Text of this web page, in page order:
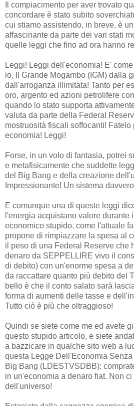
Il compiacimento per aver trovato
concordare è stato subito
cui stiamo assistendo, in breve, è
affascinante da parte dei vari stati
quelle leggi che fino ad ora hanno
Leggi! Leggi dell'economia! E'
io, Il Grande Mogambo (IGM) dalla
dall'arroganza illimitata! Tanto per
oro, argento ed azioni petrolifere
quando lo stato supporta
valuta da parte della Federal
mostruosità fiscali soffocanti!
economia! Leggi!
Forse, in un volo di fantasia, potrei
e metafisicamente che suddette
del Big Bang e della creazione
Impressionante! Un sistema
E comunque una di queste leggi
l'energia acquistano valore durante
economico stupido, come l'attuale
propone di rimpiazzare la spesa al
il peso di una Federal Reserve che
denaro da SEPPELLIRE vivo il
di debito) con un'enorme spesa a
da raccattare quanto più debito del
bello è che il conto salato sarà
forma di aumenti delle tasse e
Tutto ciò è più che oltraggioso!
Quindi se siete come me ed avete
questo stupido articolo, e siete
a bazzicare in qualche sito web a
questa Legge Dell'Economia Senza
Big Bang (LDESTVSDBB):
in un'economia a denaro fiat. Non
dell'universo!